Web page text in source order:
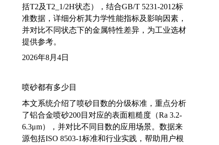
括T2及T2_1/2H状态），结合GB/T 5231-2012标
准数据，详细分析其力学性能指标及影响因素，
并对比不同状态下的金属特性差异，为工业选材
提供参考。
2026年8月4日
喷砂都有多少目
本文系统介绍了喷砂目数的分级标准，重点分析
了铝合金喷砂200目对应的表面粗糙度（Ra 3.2-
6.3μm），并对比不同目数的应用场景。数据来
源包括ISO 8503-1标准和行业实践，帮助用户根